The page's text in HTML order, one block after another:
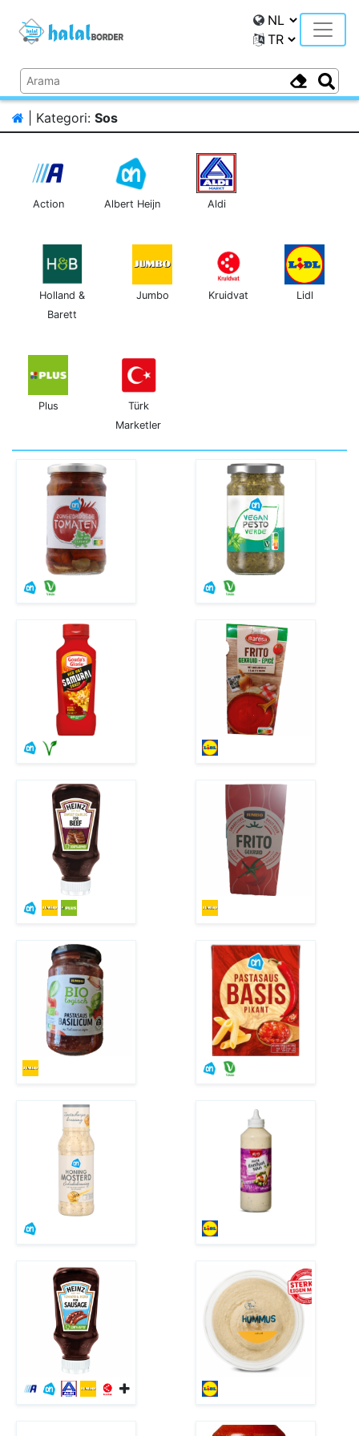
| Kategori: Sos
Action Albert Heijn Aldi
Holland &
Barett
Jumbo Kruidvat Lidl
Plus
Türk
Marketler